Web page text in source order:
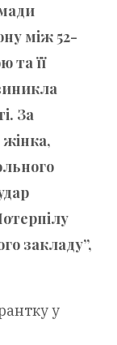
між 52-
та її
За
закладу”,
у